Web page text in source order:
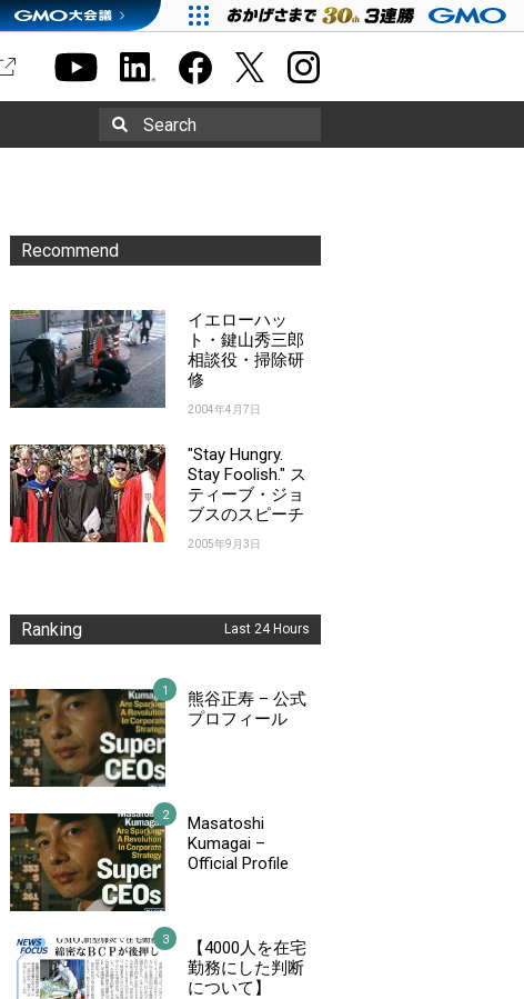
Search
Recommend
イエローハッ
ト・鍵山秀三郎
相談役・掃除研
修
2004年4月7日
"Stay Hungry.
Stay Foolish." ス
ティーブ・ジョ
ブスのスピーチ
2005年9月3日
Ranking Last 24 Hours
熊谷正寿 – 公式
プロフィール
Masatoshi
Kumagai –
Official Profile
【4000人を在宅
勤務にした判断
について】